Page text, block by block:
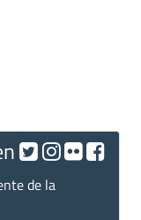
de la